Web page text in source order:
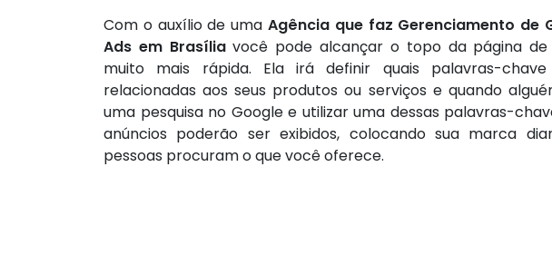
Com o auxílio de uma Agência que faz Gerenciamento de
Ads em Brasíliavocê pode alcançar o topo da página
muito mais rápida. Ela irá definir quais palavras-
relacionadas aos seus produtos ou serviços e quando
uma pesquisa no Google e utilizar uma dessas palavras-
anúncios poderão ser exibidos, colocando sua marca
pessoas procuram o que você oferece.